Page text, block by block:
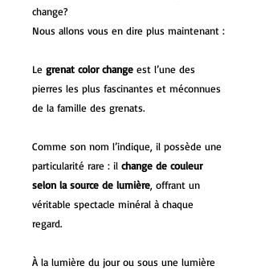
change?
Nous allons vous en dire plus maintenant :
Le grenat color change est l’une des
pierres les plus fascinantes et méconnues
de la famille des grenats.
Comme son nom l’indique, il possède une
particularité rare : il change de couleur
selon la source de lumière, offrant un
véritable spectacle minéral à chaque
regard.
À la lumière du jour ou sous une lumière